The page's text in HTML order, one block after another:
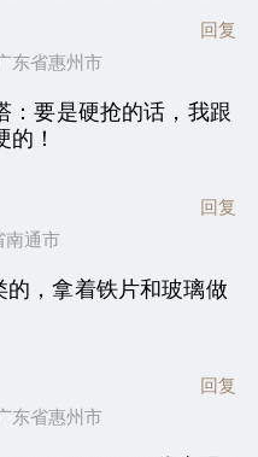
东省惠州市
回复
：要是硬抢的话，我跟
！
通市
回复
，拿着铁片和玻璃做
东省惠州市
回复